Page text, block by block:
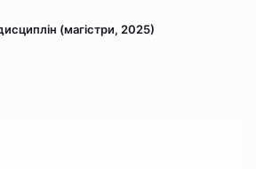
(магістри, 2025)